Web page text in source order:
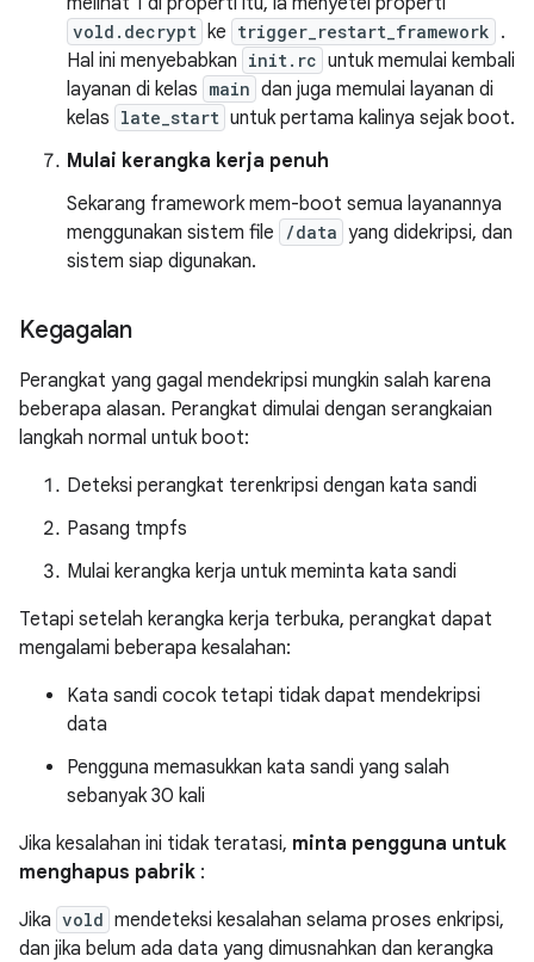
vold.decrypt ke trigger_restart_framework .
Hal ini menyebabkan init.rc untuk memulai kembali
layanan di kelas main dan juga memulai layanan di
kelas late_start untuk pertama kalinya sejak boot.
Mulai kerangka kerja penuh
Sekarang framework mem-boot semua layanannya
menggunakan sistem file
/data yang didekripsi, dan
sistem siap digunakan.
Kegagalan
Perangkat yang gagal mendekripsi mungkin salah karena
beberapa alasan. Perangkat dimulai dengan serangkaian
langkah normal untuk boot:
Deteksi perangkat terenkripsi dengan kata sandi
Pasang tmpfs
Mulai kerangka kerja untuk meminta kata sandi
Tetapi setelah kerangka kerja terbuka, perangkat dapat
mengalami beberapa kesalahan:
Kata sandi cocok tetapi tidak dapat mendekripsi
data
Pengguna memasukkan kata sandi yang salah
sebanyak 30 kali
Jika kesalahan ini tidak teratasi, minta pengguna untuk
menghapus pabrik :
Jika vold mendeteksi kesalahan selama proses enkripsi,
dan jika belum ada data yang dimusnahkan dan kerangka